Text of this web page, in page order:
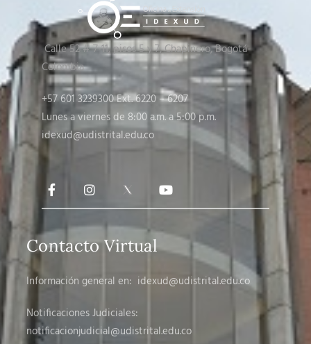
Calle 52 # 7-11, pisos 5 y 7, Chapinero, Bogotá-
Colombia
+57 601 3239300 Ext. 6220 – 6207
Lunes a viernes de 8:00 a.m. a 5:00 p.m.
idexud@udistrital.edu.co
Contacto Virtual
Información general en: idexud@udistrital.edu.co
Notificaciones Judiciales:
notificacionjudicial@udistrital.edu.co